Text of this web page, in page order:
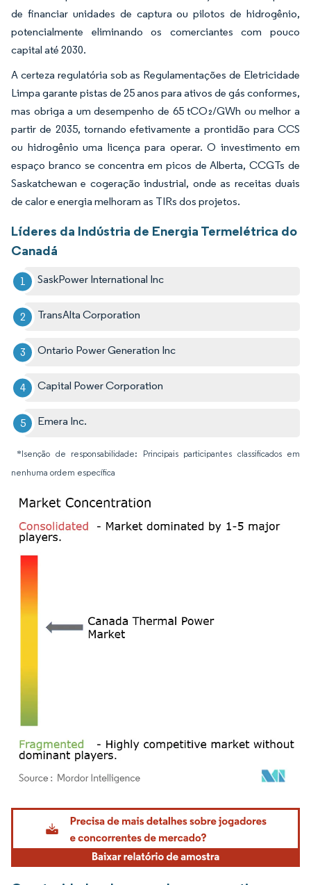
de financiar unidades de captura ou pilotos de hidrogênio,
potencialmente eliminando os comerciantes com pouco
capital até 2030.
A certeza regulatória sob as Regulamentações de Eletricidade
Limpa garante pistas de 25 anos para ativos de gás conformes,
mas obriga a um desempenho de 65 tCO₂/GWh ou melhor a
partir de 2035, tornando efetivamente a prontidão para CCS
ou hidrogênio uma licença para operar. O investimento em
espaço branco se concentra em picos de Alberta, CCGTs de
Saskatchewan e cogeração industrial, onde as receitas duais
de calor e energia melhoram as TIRs dos projetos.
Líderes da Indústria de Energia Termelétrica do
Canadá
SaskPower International Inc
TransAlta Corporation
Ontario Power Generation Inc
Capital Power Corporation
Emera Inc.
*Isenção de responsabilidade: Principais participantes classificados em
nenhuma ordem específica
Imagem © Mordor Intelligence. O reuso requer atribuição conforme CC BY 4.0.